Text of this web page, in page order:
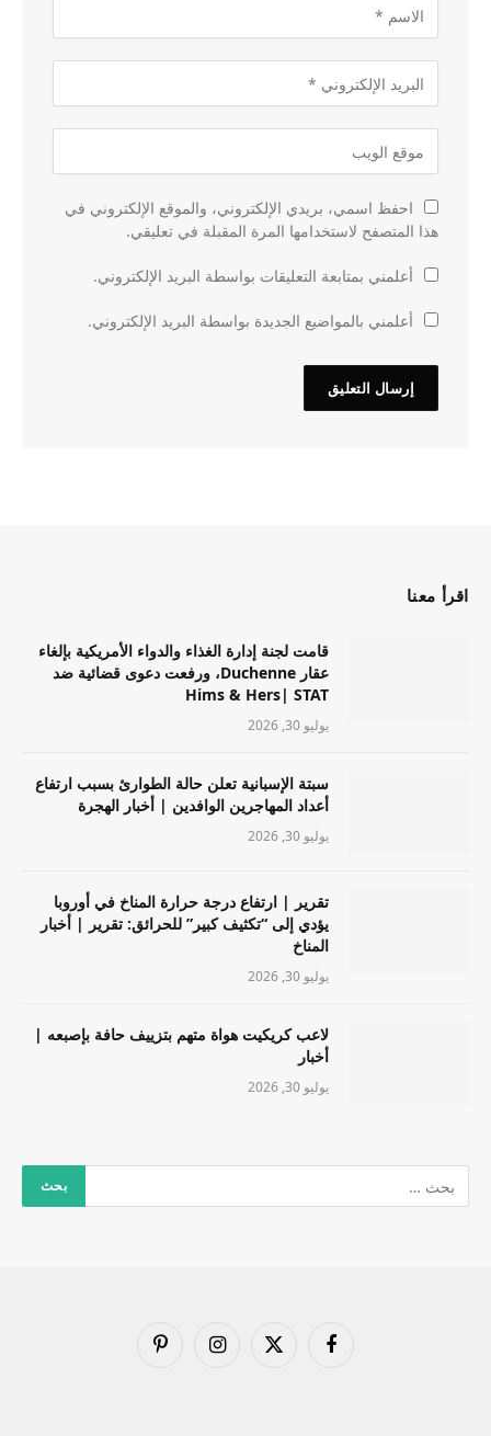
احفظ اسمي، بريدي الإلكتروني، والموقع الإلكتروني في
هذا المتصفح لاستخدامها المرة المقبلة في تعليقي.
أعلمني بمتابعة التعليقات بواسطة البريد الإلكتروني.
أعلمني بالمواضيع الجديدة بواسطة البريد الإلكتروني.
اقرأ معنا
قامت لجنة إدارة الغذاء والدواء الأمريكية بإلغاء
عقار Duchenne، ورفعت دعوى قضائية ضد
Hims & Hers| STAT
يوليو 30, 2026
سبتة الإسبانية تعلن حالة الطوارئ بسبب ارتفاع
أعداد المهاجرين الوافدين | أخبار الهجرة
يوليو 30, 2026
تقرير | ارتفاع درجة حرارة المناخ في أوروبا
يؤدي إلى “تكثيف كبير” للحرائق: تقرير | أخبار
المناخ
يوليو 30, 2026
لاعب كريكيت هواة متهم بتزييف حافة بإصبعه |
أخبار
يوليو 30, 2026
فيسبوك
X
الانستغرامبينتيريست